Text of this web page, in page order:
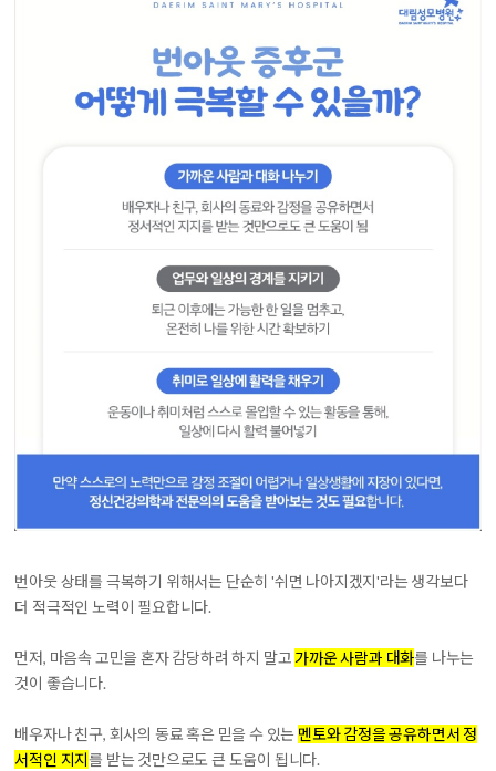
번아웃 상태를 극복하기 위해서는 단순히 '쉬면 나아지겠지'라는 생각보다
더 적극적인 노력이 필요합니다.
먼저, 마음속 고민을 혼자 감당하려 하지 말고 가까운 사람과 대화를 나누는
것이 좋습니다.
배우자나 친구, 회사의 동료 혹은 믿을 수 있는 멘토와 감정을 공유하면서 정
서적인 지지를 받는 것만으로도 큰 도움이 됩니다.